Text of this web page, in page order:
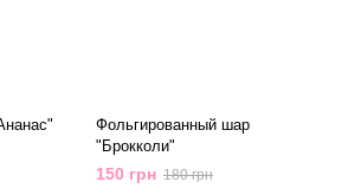
Фольгированный шар
"Брокколи"
150 грн 180 грн